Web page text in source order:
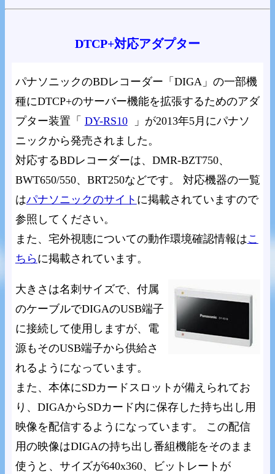
DTCP+対応アダプター
パナソニックのBDレコーダー「DIGA」の一部機
種にDTCP+のサーバー機能を拡張するためのアダ
プター装置「 DY-RS10
」が2013年5月にパナソ
ニックから発売されました。
対応するBDレコーダーは、DMR-BZT750、
BWT650/550、BRT250などです。 対応機器の一覧
はパナソニックのサイト に掲載されていますので
参照してください。
また、宅外視聴についての動作環境確認情報はこ
ちらに掲載されています。
大きさは名刺サイズで、付属
のケーブルでDIGAのUSB端子
に接続して使用しますが、電
源もそのUSB端子から供給さ
れるようになっています。
また、本体にSDカードスロットが備えられてお
り、DIGAからSDカード内に保存した持ち出し用
映像を配信するようになっています。 この配信
用の映像はDIGAの持ち出し番組機能をそのまま
使うと、サイズが640x360、ビットレートが